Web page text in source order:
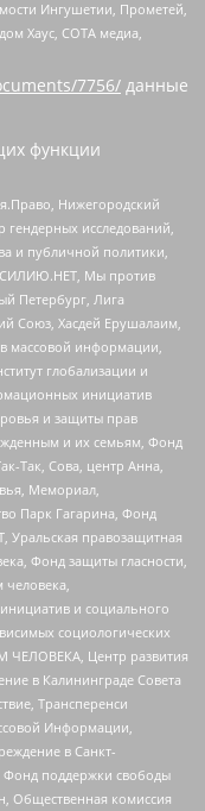
Ингушетии, Прометей,
Хаус, СОТА медиа,
7756/ данные
функции
Нижегородский
исследований,
и публичной политики,
Мы против
Петербург, Лига
Союз, Хасдей Ерушалаим,
массовой информации,
глобализации и
инициатив
и защиты прав
и их семьям, Фонд
Так, Сова, центр Анна,
Мемориал,
Парк Гагарина, Фонд
правозащитная
Фонд защиты гласности,
и социального
социологических
ЧЕЛОВЕКА, Центр развития
в Калининграде Совета
Трансперенси
Информации,
в Санкт-
Фонд поддержки свободы
Общественная комиссия